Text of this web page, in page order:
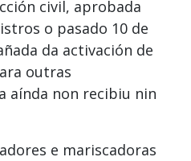
civil, aprobada
o pasado 10 de
da activación de
outras
aínda non recibiu nin
e mariscadoras